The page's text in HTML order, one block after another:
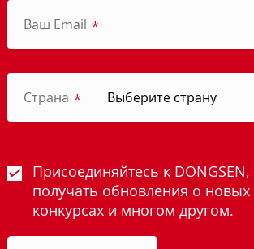
Ваш Email *
Страна *
Присоединяйтесь к
получать обновления о новых
конкурсах и многом другом.